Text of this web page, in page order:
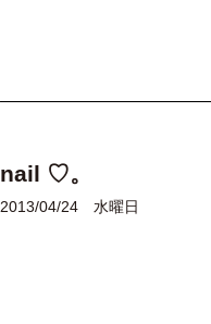
nail ♡。
2013/04/24 水曜日